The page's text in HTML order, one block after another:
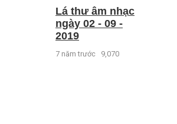
Lá thư âm nhạc
ngày 02 - 09 -
2019
7 năm trước 9,070